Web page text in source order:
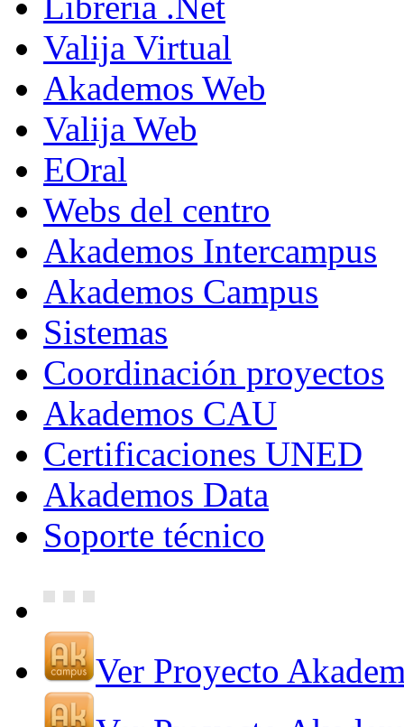
Valija Virtual
Akademos Web
Valija Web
EOral
Webs del centro
Akademos Intercampus
Akademos Campus
Sistemas
Coordinación proyectos
Akademos CAU
Certificaciones UNED
Akademos Data
Soporte técnico
Ver Proyecto